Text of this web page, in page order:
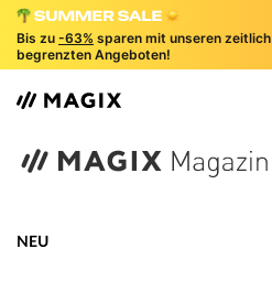
Bis zu -63% sparen mit unseren zeitlich
begrenzten Angeboten!
NEU